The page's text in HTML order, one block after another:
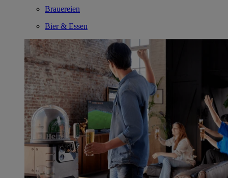
Brauereien
Bier & Essen